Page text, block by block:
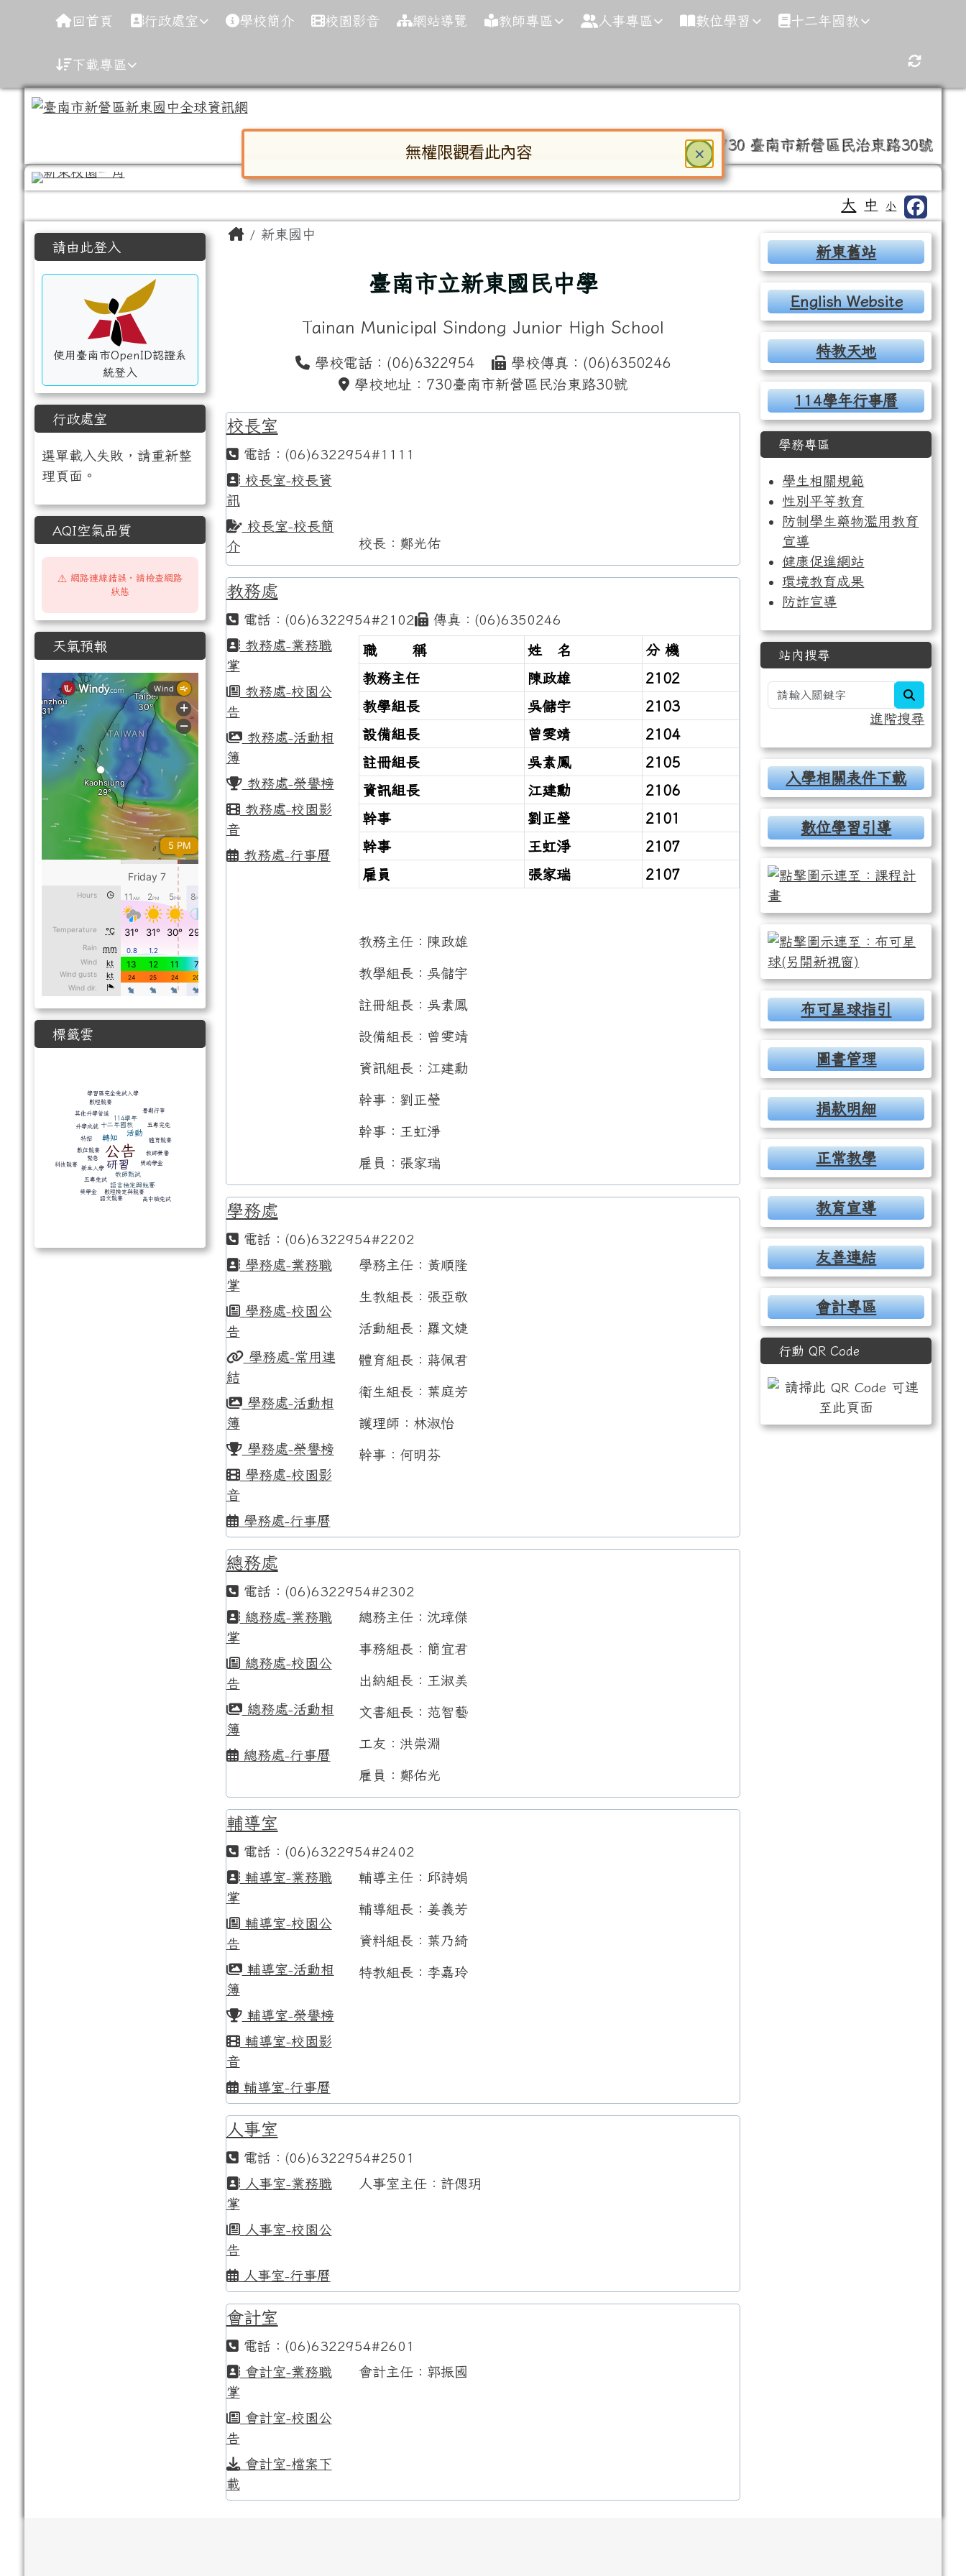
臺南市新營區新東國中全球資訊網
導覽列 回首頁 行政處室 學校簡介 校園影音 網站導覽 教師專區 人事專區 數位學習 十二年國教
下載專區 重新取得
(06)632-2954 (06)635-0246 730 臺南市新營區民治東路30號
大 中 小
左邊區域內容
請由此登入
使用臺南市OpenID認證系
統登入
行政處室
選單載入失敗，請重新整
理頁面。
AQI空氣品質
⚠️ 網路連線錯誤，請檢查網路
狀態
天氣預報
標籤雲
學習區完全免試入學
其他升學管道
數理競賽
升學成就
特招
十二年國教
114學年
暑期行事
轉知
五專完免
公告
活動
科技競賽
數位競賽 教師榮譽
體育競賽
新生入學
緊急
研習 獎助學金
五專免試
語言檢定與競賽
教師甄試
獎學金
語文競賽
數理檢定與競賽
高中職免試
主內容區域
Home新東國中
臺南市立新東國民中學
Tainan Municipal Sindong Junior High School
學校電話：(06)6322954
學校傳真：(06)6350246
學校地址：730臺南市新營區民治東路30號
校長室
電話：(06)6322954#1111
校長室-校長資
訊
校長室-校長簡
介
校長：鄭光佑
教務處
電話：(06)6322954#2102
傳真：(06)6350246
教務處-業務職
掌
教務處-校園公
告
教務處-活動相
簿
教務處-榮譽榜
教務處-校園影
音
教務處-行事曆
職 稱 姓 名
分 機
教務主任
陳政雄
2102
教學組長
吳儲宇
2103
設備組長
曾雯靖
2104
註冊組長
吳素鳳
2105
資訊組長
江建勳
2106
幹事
劉正瑩
2101
幹事
王虹淨
2107
雇員
張家瑞 2107
教務主任：陳政雄
教學組長：吳儲宇
註冊組長：吳素鳳
設備組長：曾雯靖
資訊組長：江建勳
幹事：劉正瑩
幹事：王虹淨
雇員：張家瑞
學務處
電話：(06)6322954#2202
學務處-業務職
掌
學務處-校園公
告
學務處-常用連
結
學務處-活動相
簿
學務處-榮譽榜
學務處-校園影
音
學務處-行事曆
學務主任：黃順隆
生教組長：張亞敬
活動組長：羅文婕
體育組長：蔣佩君
衛生組長：葉庭芳
護理師：林淑怡
幹事：何明芬
總務處
電話：(06)6322954#2302
總務處-業務職
掌
總務處-校園公
告
總務處-活動相
簿
總務處-行事曆
總務主任：沈璋傑
事務組長：簡宜君
出納組長：王淑美
文書組長：范智藝
工友：洪崇淵
雇員：鄭佑光
輔導室
電話：(06)6322954#2402
輔導室-業務職
掌
輔導室-校園公
告
輔導室-活動相
簿
輔導室-榮譽榜
輔導室-校園影
音
輔導室-行事曆
輔導主任：邱詩娟
輔導組長：姜義芳
資料組長：葉乃綺
特教組長：李嘉玲
人事室
電話：(06)6322954#2501
人事室-業務職
掌
人事室-校園公
告
人事室-行事曆
人事室主任：許偲玥
會計室
電話：(06)6322954#2601
會計室-業務職
掌
會計室-校園公
告
會計室-檔案下
載
會計主任：郭振國
右邊區域內容
新東舊站
English Website
特教天地
114學年行事曆
學務專區
學生相關規範
性別平等教育
防制學生藥物濫用教育
宣導
健康促進網站
環境教育成果
防詐宣導
站內搜尋
進階搜尋
入學相關表件下載
數位學習引導
布可星球指引
圖書管理
捐款明細
正常教學
教育宣導
友善連結
會計專區
行動 QR Code
頁尾區域
× 關閉
無權限觀看此內容
對話框已開啟。請使用 Tab 鍵在選項間移動焦點。按下 Enter 鍵或空白鍵確認，按下 Escape 鍵關閉